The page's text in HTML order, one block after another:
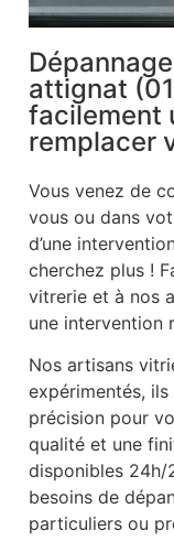
attignat
facilement
remplacer
Vous venez de
vous ou dans
d’une
cherchez plus !
vitrerie et à nos
une intervention
Nos artisans
expérimentés,
précision pour
qualité et une
disponibles
besoins de
particuliers ou